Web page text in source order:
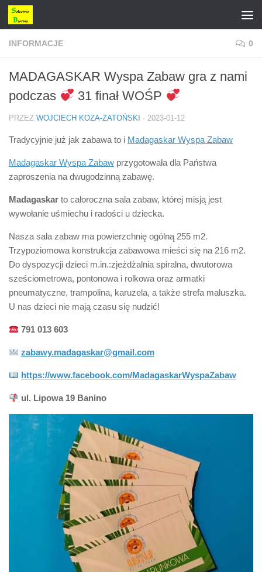
Przejdź do treści
INFORMACJE 0
MADAGASKAR Wyspa Zabaw gra z nami
podczas
31 finał WOŚP
PRZEZ WOJCIECH KOZA-ZATOŃSKI · 2023-01-12
Tradycyjnie już jak zabawa to i Madagaskar Wyspa Zabaw
Madagaskar Wyspa Zabaw przygotowała dla Państwa
zaproszenia na dwugodzinną zabawę.
Madagaskar to całoroczna sala zabaw, której misją jest
wywołanie uśmiechu i radości u dziecka.
Nasza sala zabaw ma powierzchnię ogólną 255 m2.
Trzypoziomowa konstrukcja zabawowa mieści się na 216 m2.
Do dyspozycji dzieci m.in.:zjeżdżalnia spiralna, dwutorowa
sześciometrowa, pontonowa i rolkowa oraz armatki
pneumatyczne, trampolina, karuzela, a także strefa maluszka.
U nas dzieci nie mają czasu się nudzić!
791 013 603
zabawy.madagaskar@gmail.com
https://www.facebook.com/MadagaskarWyspaZabaw
ul. Lipowa 19 Banino